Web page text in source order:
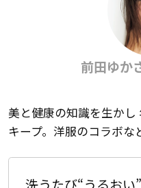
前田ゆか
美と健康の知識を生か
キープ。洋服のコラボな